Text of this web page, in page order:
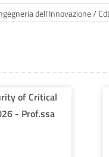
of Critical
- Prof.ssa